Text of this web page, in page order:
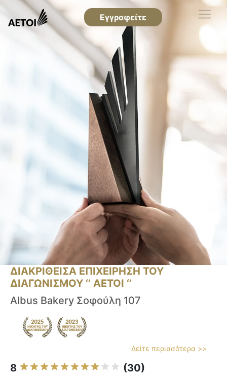
Εγγραφείτε
ΔΙΑΚΡΙΘΕΙΣΑ ΕΠΙΧΕΙΡΗΣΗ ΤΟΥ
ΔΙΑΓΩΝΙΣΜΟΥ ‘’ ΑΕΤΟΙ ‘’
Albus Bakery Σοφούλη 107
Δείτε περισσότερα >>
8 (30)